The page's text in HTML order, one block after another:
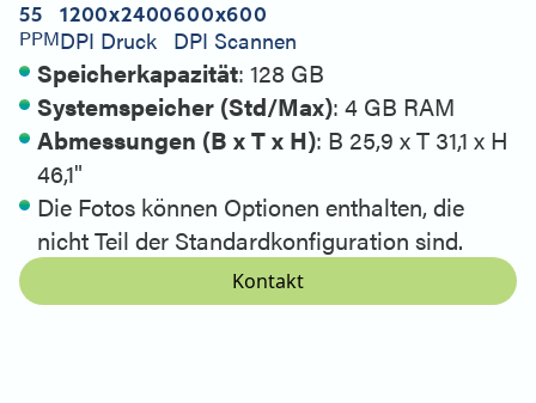
55
PPM
1200x2400
DPI Druck
600x600
DPI Scannen
Speicherkapazität: 128 GB
Systemspeicher (Std/Max): 4 GB RAM
Abmessungen (B x T x H): B 25,9 x T 31,1 x H
46,1"
Die Fotos können Optionen enthalten, die
nicht Teil der Standardkonfiguration sind.
Kontakt